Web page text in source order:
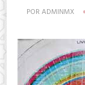
POR ADMINMX